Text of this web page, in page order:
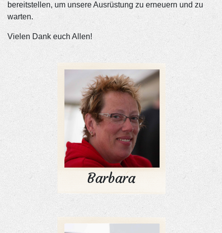
bereitstellen, um unsere Ausrüstung zu erneuern und zu
warten.
Vielen Dank euch Allen!
Barbara